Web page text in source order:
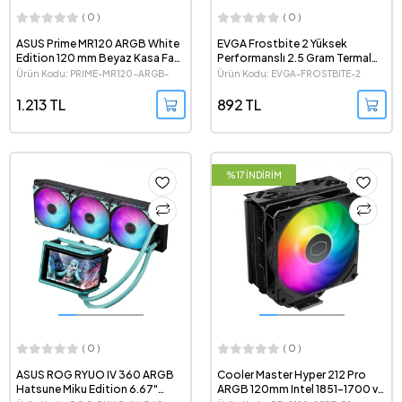
( 0 )
ASUS Prime MR120 ARGB White
Edition 120 mm Beyaz Kasa Fanı
- Tekli Paket
Ürün Kodu: PRIME-MR120-ARGB-
1.213 TL
( 0 )
EVGA Frostbite 2 Yüksek
Performanslı 2.5 Gram Termal
Macun
Ürün Kodu: EVGA-FROSTBITE-2
892 TL
( 0 )
ASUS ROG RYUO IV 360 ARGB
Hatsune Miku Edition 6.67"
%17 İNDİRİM
( 0 )
Cooler Master Hyper 212 Pro
ARGB 120mm Intel 1851-1700 ve